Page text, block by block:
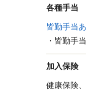
各種手当
皆勤手当
・皆勤手
加入保険
健康保険、